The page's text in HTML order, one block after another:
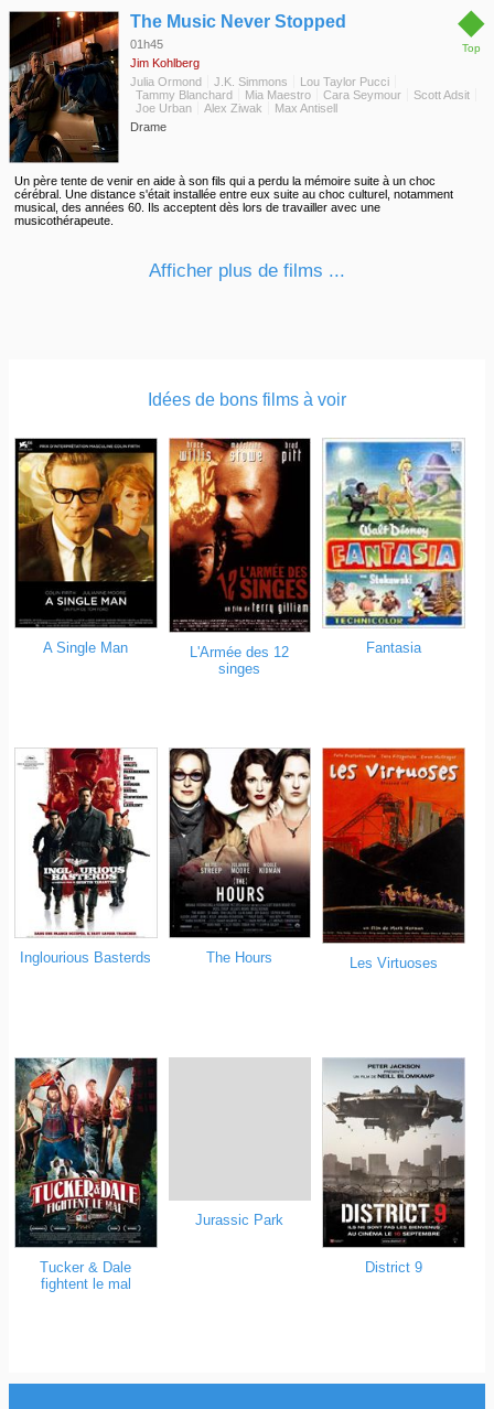
◆
Top
The Music Never Stopped
01h45
Jim Kohlberg
Julia Ormond
J.K. Simmons
Lou Taylor Pucci
Tammy Blanchard
Mia Maestro Cara Seymour
Scott Adsit
Joe Urban
Alex Ziwak
Max Antisell
Drame
Un père tente de venir en aide à son fils qui a perdu la mémoire suite à un choc
cérébral. Une distance s'était installée entre eux suite au choc culturel, notamment
musical, des années 60. Ils acceptent dès lors de travailler avec une
musicothérapeute.
Afficher plus de films ...
Idées de bons films à voir
A Single Man
L'Armée des 12
singes
Fantasia
Inglourious Basterds The Hours Les Virtuoses
Tucker & Dale
fightent le mal
Jurassic Park
District 9